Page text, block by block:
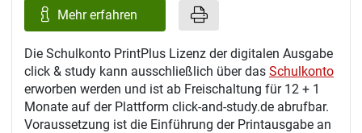
Mehr erfahren
Die Schulkonto PrintPlus Lizenz der digitalen Ausgabe
click & study kann ausschließlich über das Schulkonto
erworben werden und ist ab Freischaltung für 12 + 1
Monate auf der Plattform click-and-study.de abrufbar.
Voraussetzung ist die Einführung der Printausgabe an